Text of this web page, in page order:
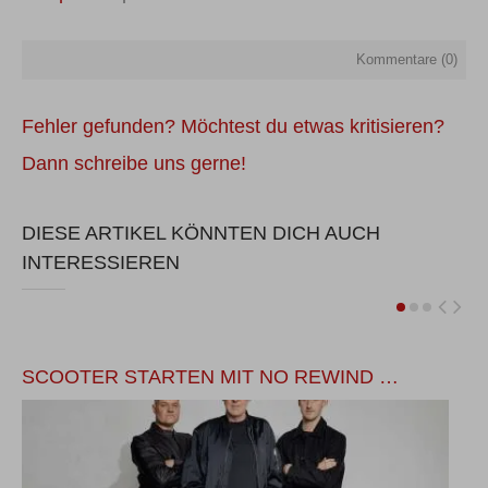
Kommentare (0)
Fehler gefunden? Möchtest du etwas kritisieren?
Dann schreibe uns gerne!
DIESE ARTIKEL KÖNNTEN DICH AUCH
INTERESSIEREN
SCOOTER STARTEN MIT NO REWIND …